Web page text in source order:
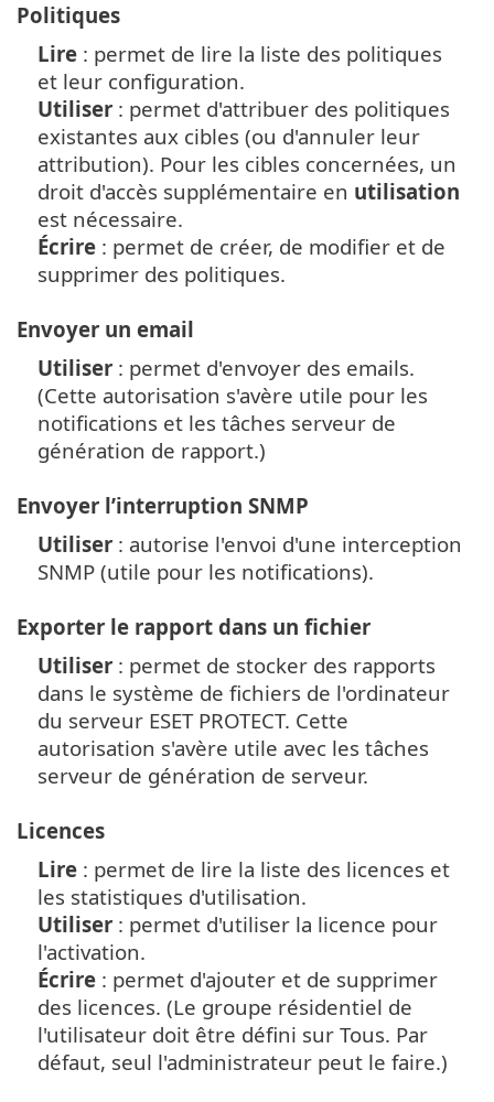
Politiques
Lire : permet de lire la liste des politiques
et leur configuration.
Utiliser : permet d'attribuer des politiques
existantes aux cibles (ou d'annuler leur
attribution). Pour les cibles concernées, un
droit d'accès supplémentaire en utilisation
est nécessaire.
Écrire : permet de créer, de modifier et de
supprimer des politiques.
Envoyer un email
Utiliser : permet d'envoyer des emails.
(Cette autorisation s'avère utile pour les
notifications et les tâches serveur de
génération de rapport.)
Envoyer l’interruption SNMP
Utiliser : autorise l'envoi d'une interception
SNMP (utile pour les notifications).
Exporter le rapport dans un fichier
Utiliser : permet de stocker des rapports
dans le système de fichiers de l'ordinateur
du serveur ESET PROTECT. Cette
autorisation s'avère utile avec les tâches
serveur de génération de serveur.
Licences
Lire : permet de lire la liste des licences et
les statistiques d'utilisation.
Utiliser : permet d'utiliser la licence pour
l'activation.
Écrire : permet d'ajouter et de supprimer
des licences. (Le groupe résidentiel de
l'utilisateur doit être défini sur Tous. Par
défaut, seul l'administrateur peut le faire.)